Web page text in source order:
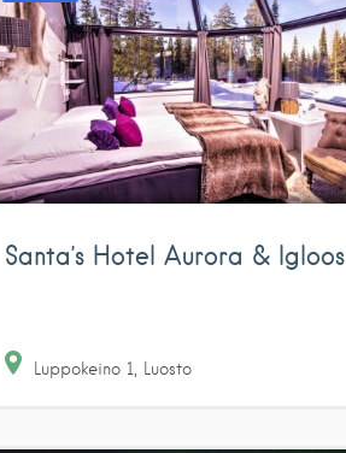
Santa’s Hotel Aurora & Igloos
Luppokeino 1 Luosto